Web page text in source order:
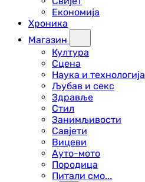
Економија
Хроника
Магазин
Култура
Сцена
Наука и технологија
Љубав и секс
Здравље
Стил
Занимљивости
Савјети
Вицеви
Ауто-мото
Породица
Питали смо...